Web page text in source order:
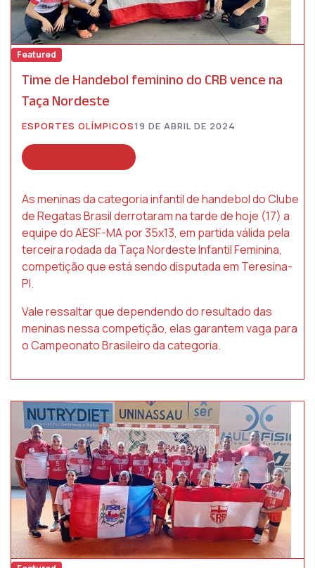
Featured
Time de Handebol feminino do CRB vence na
Taça Nordeste
ESPORTES OLÍMPICOS19 DE ABRIL DE 2024
As meninas da categoria infantil de handebol do Clube
de Regatas Brasil derrotaram na tarde de hoje (17) a
equipe do AESF-MA por 35x13, em partida válida pela
terceira rodada da Taça Nordeste Infantil Feminina,
competição que está sendo disputada em Teresina-
PI.
Vale ressaltar que dependendo do resultado das
meninas nessa competição, elas garantem vaga para
o Campeonato Brasileiro da categoria.